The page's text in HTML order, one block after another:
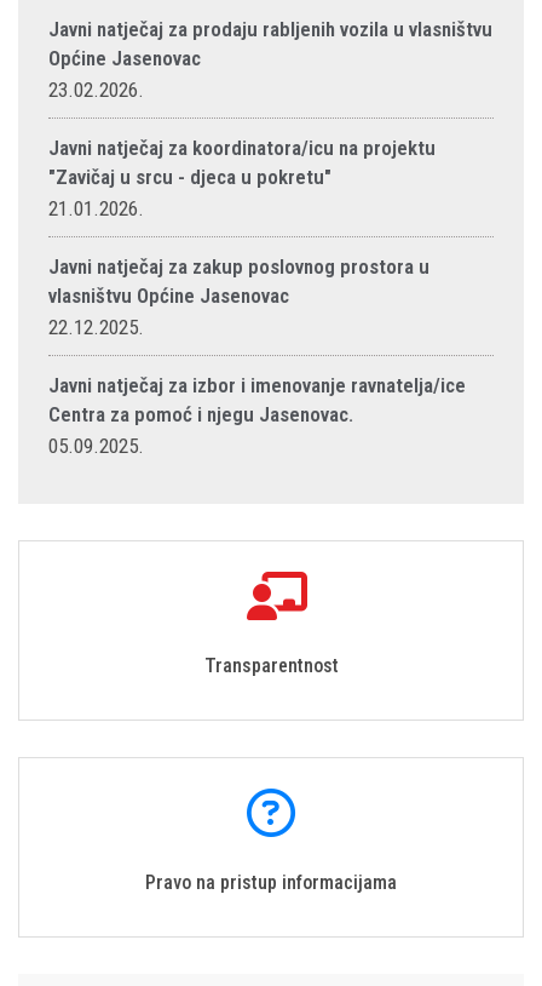
Javni natječaj za prodaju rabljenih vozila u vlasništvu
Općine Jasenovac
23.02.2026.
Javni natječaj za koordinatora/icu na projektu
"Zavičaj u srcu - djeca u pokretu"
21.01.2026.
Javni natječaj za zakup poslovnog prostora u
vlasništvu Općine Jasenovac
22.12.2025.
Javni natječaj za izbor i imenovanje ravnatelja/ice
Centra za pomoć i njegu Jasenovac.
05.09.2025.
Transparentnost
Pravo na pristup informacijama